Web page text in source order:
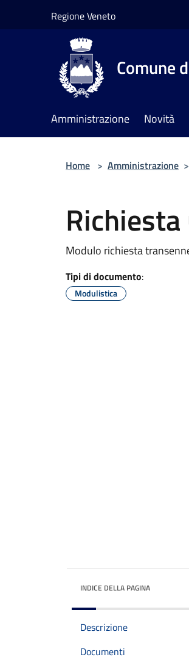
Regione Veneto
Comune
Amministrazione Novità
Home > Amministrazione >
Modulo richiesta
Tipi di documento:
Modulistica
INDICE DELLA PAGINA
Descrizione
Documenti